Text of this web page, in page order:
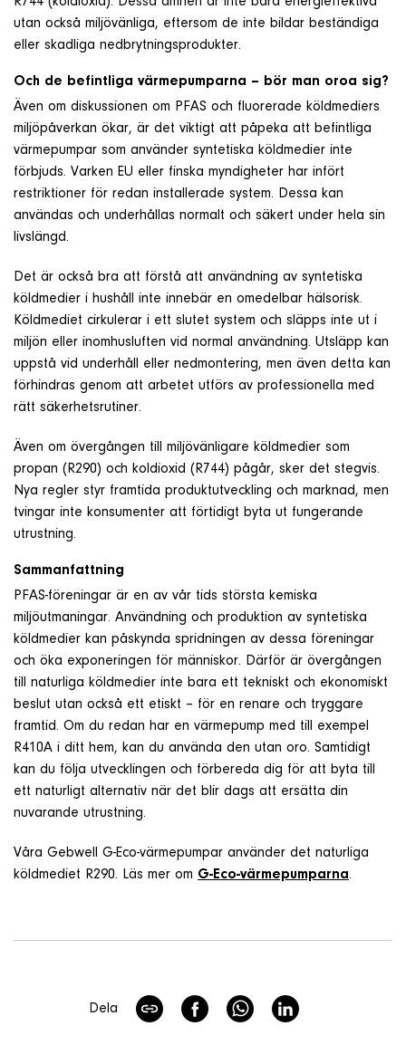
utan också miljövänliga, eftersom de inte bildar beständiga
eller skadliga nedbrytningsprodukter.
Och de befintliga värmepumparna – bör man oroa sig?
Även om diskussionen om PFAS och fluorerade köldmediers
miljöpåverkan ökar, är det viktigt att påpeka att befintliga
värmepumpar som använder syntetiska köldmedier inte
förbjuds. Varken EU eller finska myndigheter har infört
restriktioner för redan installerade system. Dessa kan
användas och underhållas normalt och säkert under hela sin
livslängd.
Det är också bra att förstå att användning av syntetiska
köldmedier i hushåll inte innebär en omedelbar hälsorisk.
Köldmediet cirkulerar i ett slutet system och släpps inte ut i
miljön eller inomhusluften vid normal användning. Utsläpp kan
uppstå vid underhåll eller nedmontering, men även detta kan
förhindras genom att arbetet utförs av professionella med
rätt säkerhetsrutiner.
Även om övergången till miljövänligare köldmedier som
propan (R290) och koldioxid (R744) pågår, sker det stegvis.
Nya regler styr framtida produktutveckling och marknad, men
tvingar inte konsumenter att förtidigt byta ut fungerande
utrustning.
Sammanfattning
PFAS-föreningar är en av vår tids största kemiska
miljöutmaningar. Användning och produktion av syntetiska
köldmedier kan påskynda spridningen av dessa föreningar
och öka exponeringen för människor. Därför är övergången
till naturliga köldmedier inte bara ett tekniskt och ekonomiskt
beslut utan också ett etiskt – för en renare och tryggare
framtid. Om du redan har en värmepump med till exempel
R410A i ditt hem, kan du använda den utan oro. Samtidigt
kan du följa utvecklingen och förbereda dig för att byta till
ett naturligt alternativ när det blir dags att ersätta din
nuvarande utrustning.
Våra Gebwell G-Eco-värmepumpar använder det naturliga
köldmediet R290. Läs mer om G-Eco-värmepumparna.
Dela